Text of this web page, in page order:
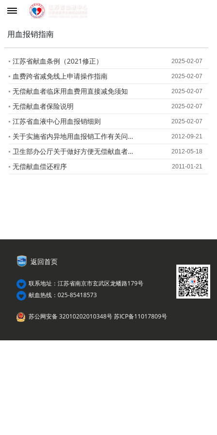
用血报销指南
2025-02-07
江苏省献血条例（2021修正）
2025-02-07
血费跨省减免线上申请操作指南
2025-02-07
无偿献血者临床用血费用直接减免须知
2025-02-07
无偿献血者保险说明
2025-02-07
江苏省血液中心用血报销细则
2012-09-21
关于实施省内异地用血报销工作有关问题的通知
2012-05-18
卫生部办公厅关于做好方便无偿献血者及相关人员异地用血工作的通知
2011-01-21
无偿献血偿还程序
返回首页
联系地址：江苏省南京市玄武区龙蟠路179号
献血热线：025-85418573
苏公网安备 32010202010348号 苏ICP备11017809号